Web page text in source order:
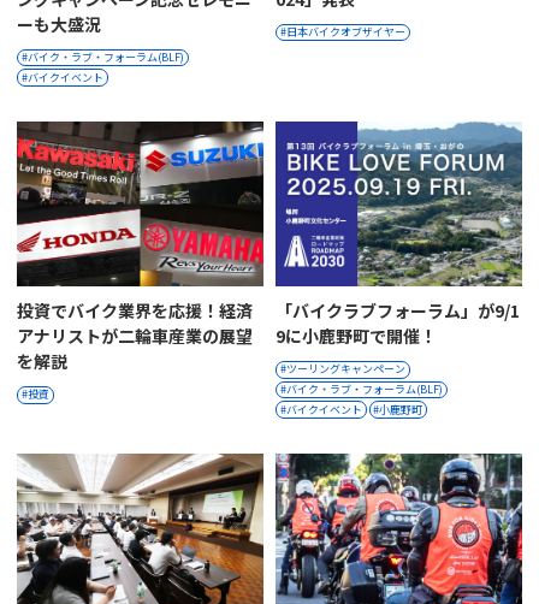
ーも大盛況
バイク・ラブ・フォーラム(BLF)
バイクイベント
日本バイクオブザイヤー
投資でバイク業界を応援！経済
アナリストが二輪車産業の展望
を解説
投資
「バイクラブフォーラム」が9/1
9に小鹿野町で開催！
ツーリングキャンペーン
バイク・ラブ・フォーラム(BLF)
バイクイベント
小鹿野町